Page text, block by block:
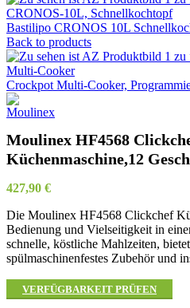
Bastilipo CRONOS 10L
Back to products
Crockpot Multi-Cooker,
Moulinex HF4568
Küchenmaschine,12
427,90 €
Die Moulinex HF4568 Clickchef
Bedienung und Vielseitigkeit in
schnelle, köstliche Mahlzeiten,
spülmaschinenfestes Zubehör und
VERFÜGBARKEIT PRÜFEN